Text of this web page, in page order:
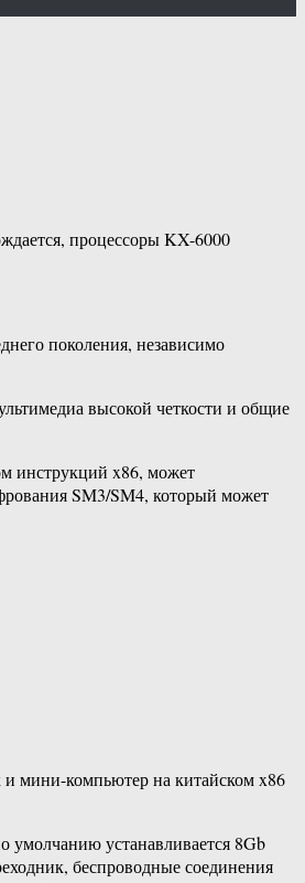
процессоры KX-6000
поколения, независимо
высокой четкости и общие
инструкций x86, может
SM3/SM4, который может
и мини-компьютер на китайском x86
устанавливается 8Gb
беспроводные соединения